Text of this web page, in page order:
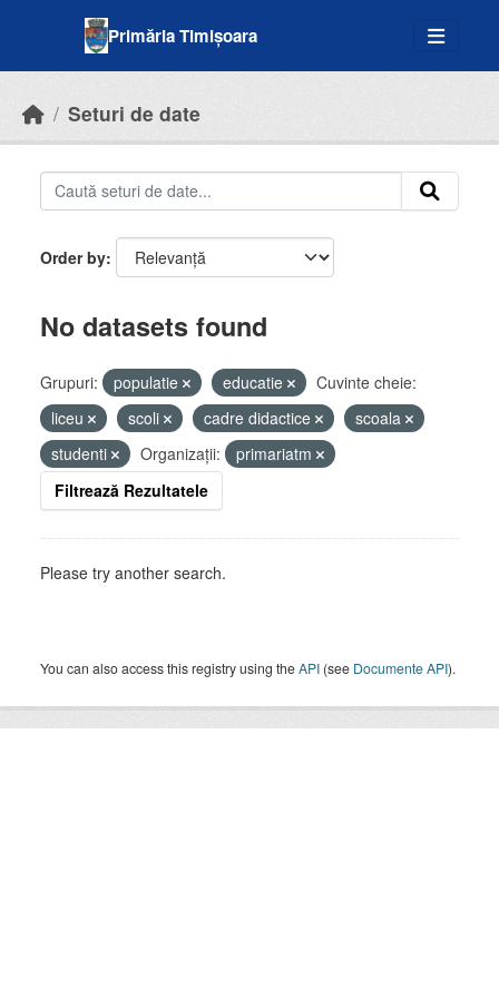
Primăria Timișoara
Seturi de date
Order by
No datasets found
Grupuri: populatie educatie
Cuvinte cheie:
liceu
scoli cadre didactice
scoala
studenti
Organizații:
primariatm
Filtrează Rezultatele
Please try another search.
You can also access this registry using theAPI (see Documente API).